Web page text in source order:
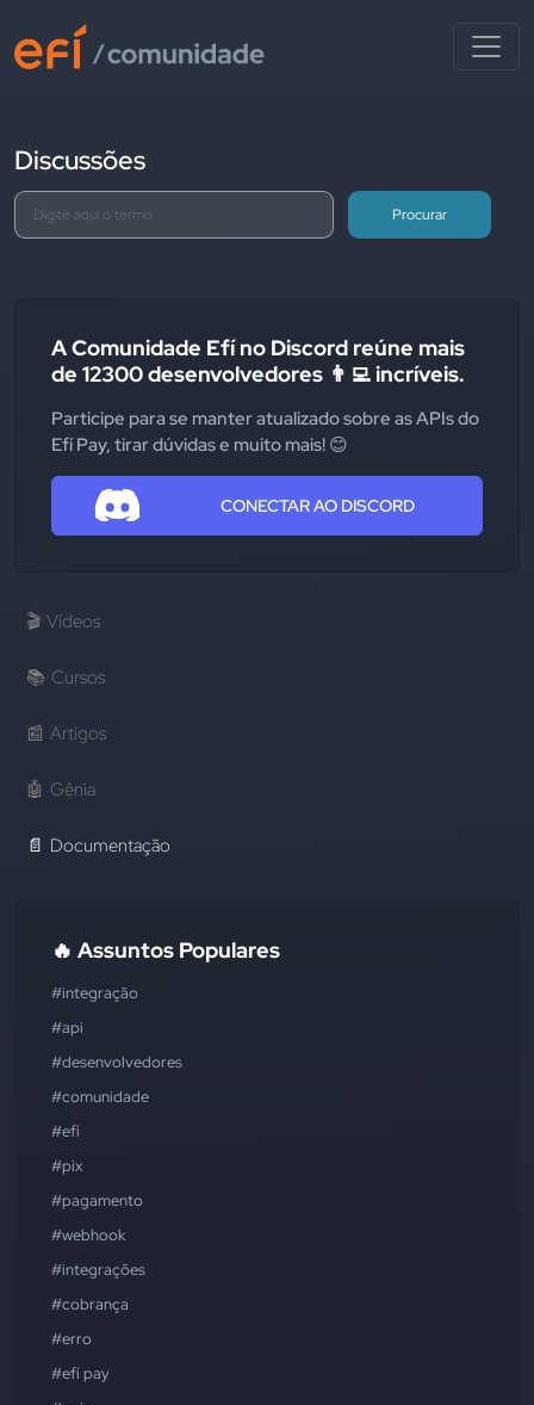
Discussões
Procurar
A Comunidade Efí no Discord reúne mais
de 12300 desenvolvedores 👨‍💻 incríveis.
Participe para se manter atualizado sobre as APIs do
Efí Pay, tirar dúvidas e muito mais! 😊
CONECTAR AO DISCORD
🎬 Vídeos
📚 Cursos
📰 Artigos
🤖 Gênia
📄 Documentação
🔥 Assuntos Populares
#integração
#api
#desenvolvedores
#comunidade
#efí
#pix
#pagamento
#webhook
#integrações
#cobrança
#erro
#efí pay